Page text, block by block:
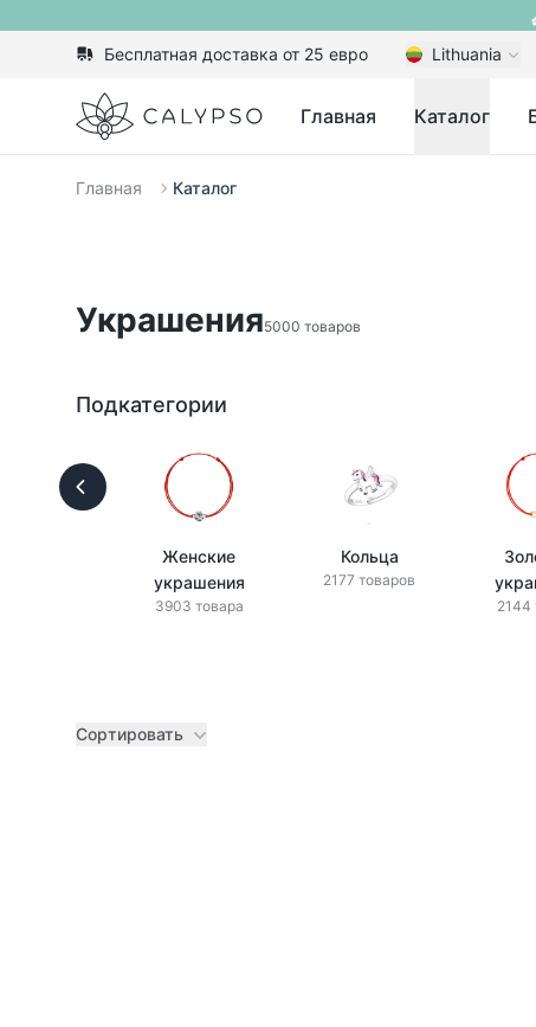
Бесплатная доставка от 25 евро Lithuania
Calypso Главная Каталог
Главная Каталог
Украшения5000 товаров
Подкатегории
Женские
украшения
3903 товара
Кольца
2177 товаров
2144
Сортировать